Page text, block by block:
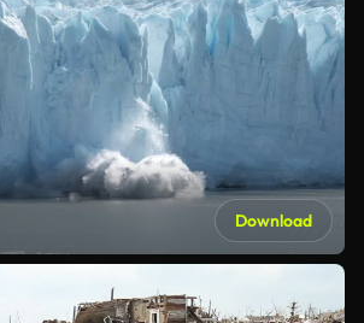
Download